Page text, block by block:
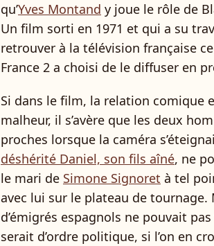
qu’Yves Montand y joue le rôle de
Un film sorti en 1971 et qui a su
retrouver à la télévision française
France 2 a choisi de le diffuser en
Si dans le film, la relation comique
malheur, il s’avère que les deux
proches lorsque la caméra
déshérité Daniel, son fils aîné, ne
le mari de Simone Signoret à tel
avec lui sur le plateau de
d’émigrés espagnols ne pouvait
serait d’ordre politique, si l’on en